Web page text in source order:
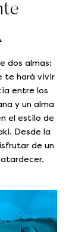
dos almas:
te hará vivir
entre los
y un alma
el estilo de
Desde la
de un